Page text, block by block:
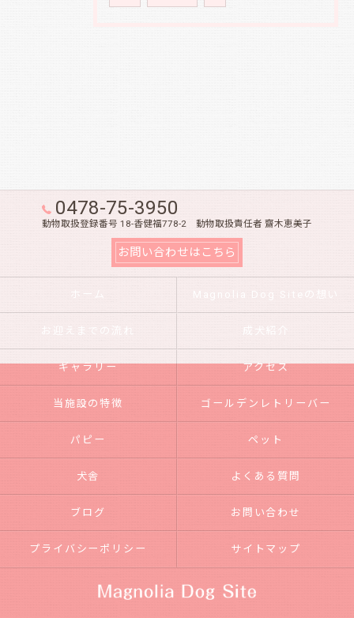
0478-75-3950
動物取扱登録番号 18-香健福778-2 動物取扱責任者 齋木恵美子
お問い合わせはこちら
ホーム Magnolia Dog Siteの想い
お迎えまでの流れ 成犬紹介
ギャラリー アクセス
当施設の特徴 ゴールデンレトリーバー
パピー ペット
犬舎 よくある質問
ブログ お問い合わせ
プライバシーポリシー サイトマップ